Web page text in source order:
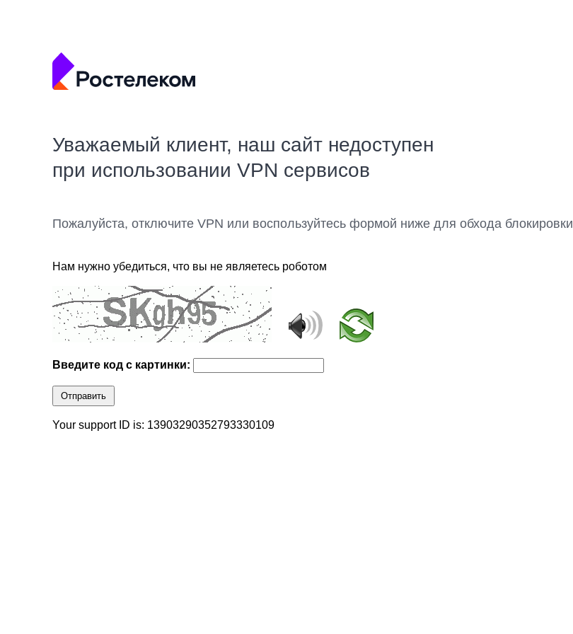
Уважаемый клиент, наш сайт недоступен
при использовании VPN сервисов
Пожалуйста, отключите VPN или воспользуйтесь формой ниже для обхода блокировки
Нам нужно убедиться, что вы не являетесь роботом
Введите код с картинки:
Отправить
Your support ID is: 13903290352793330109